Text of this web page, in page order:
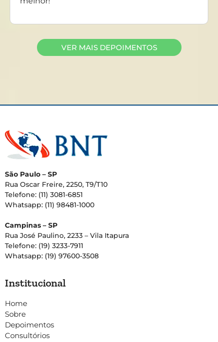
VER MAIS DEPOIMENTOS
São Paulo – SP
Rua Oscar Freire, 2250, T9/T10
Telefone: (11) 3081-6851
Whatsapp: (11) 98481-1000
Campinas – SP
Rua José Paulino, 2233 – Vila Itapura
Telefone: (19) 3233-7911
Whatsapp: (19) 97600-3508
Institucional
Home
Sobre
Depoimentos
Consultórios